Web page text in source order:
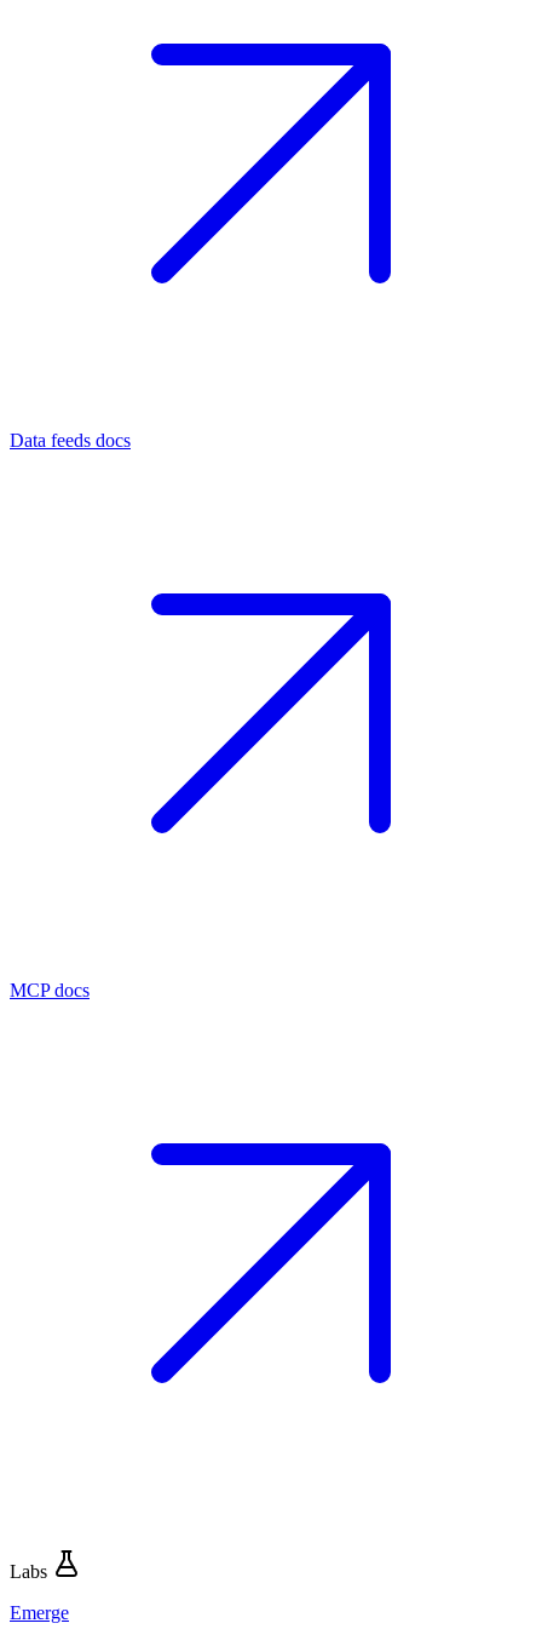
Data feeds docs
MCP docs
Labs
Emerge